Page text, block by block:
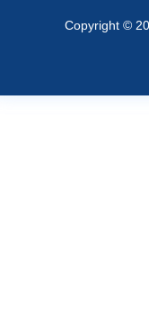
Copyright ©